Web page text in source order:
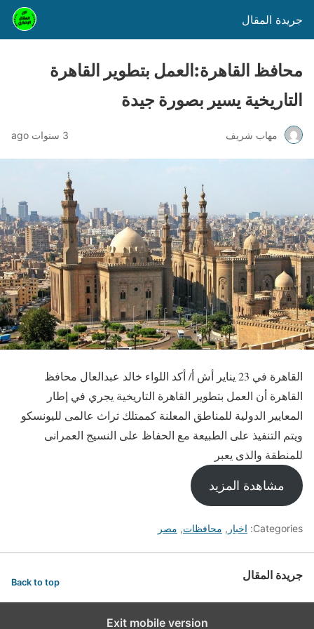
جريدة المقال
محافظ القاهرة:العمل بتطوير القاهرة
التاريخية يسير بصورة جيدة
مهاب شريف 3 سنوات ago
القاهرة في 23 يناير أش أ/ أكد اللواء خالد عبدالعال محافظ
القاهرة أن العمل بتطوير القاهرة التاريخية يجري في إطار
المعايير الدولية للمناطق المعلنة كممتلك تراث عالمى لليونسكو
ويتم التنفيذ على الطبيعة مع الحفاظ على النسيج العمرانى
للمنطقة والذى يعبر
مشاهدة المزيد
Categories: اخبار , محافظات, مصر
جريدة المقال Back to top
Exit mobile version